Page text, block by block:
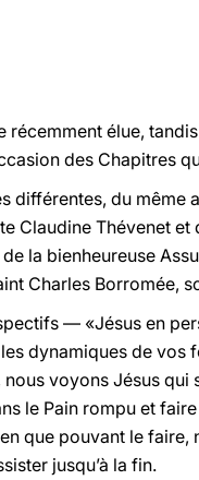
élue,
des Chapitres
différentes, du même
Claudine Thévenet et
la bienheureuse
Charles Borromée,
— «Jésus en
dynamiques de vos
voyons Jésus qui
le Pain rompu et
que pouvant le faire,
jusqu’à la fin.